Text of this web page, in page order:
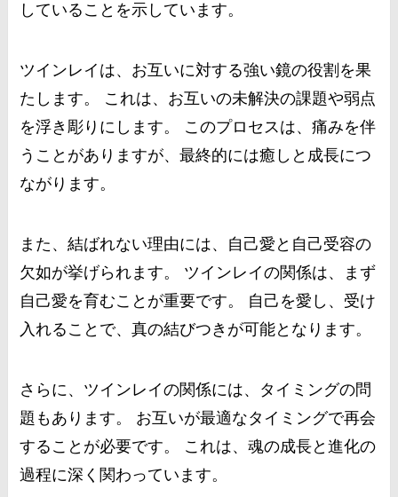
していることを示しています。
ツインレイは、お互いに対する強い鏡の役割を果
たします。 これは、お互いの未解決の課題や弱点
を浮き彫りにします。 このプロセスは、痛みを伴
うことがありますが、最終的には癒しと成長につ
ながります。
また、結ばれない理由には、自己愛と自己受容の
欠如が挙げられます。 ツインレイの関係は、まず
自己愛を育むことが重要です。 自己を愛し、受け
入れることで、真の結びつきが可能となります。
さらに、ツインレイの関係には、タイミングの問
題もあります。 お互いが最適なタイミングで再会
することが必要です。 これは、魂の成長と進化の
過程に深く関わっています。